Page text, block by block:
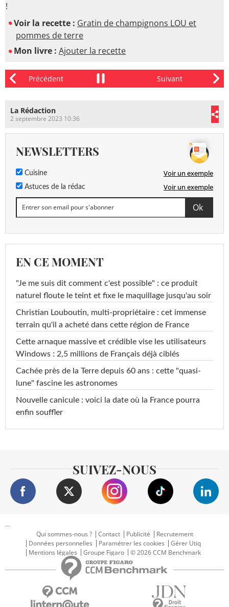
!
Voir la recette : Gratin de champignons LOU et
pommes de terre
Mon livre : Ajouter la recette
La Rédaction
2 septembre 2023 10:36
NEWSLETTERS
Cuisine Voir un exemple
Astuces de la rédac Voir un exemple
EN CE MOMENT
"Je me suis dit comment c'est possible" : ce produit
naturel floute le teint et fixe le maquillage jusqu'au soir
Christian Louboutin, multi-propriétaire : cet immense
terrain qu'il a acheté dans cette région de France
Cette arnaque massive et crédible vise les utilisateurs
Windows : 2,5 millions de Français déjà ciblés
Cachée près de la Terre depuis 60 ans : cette "quasi-
lune" fascine les astronomes
Nouvelle canicule : voici la date où la France pourra
enfin souffler
SUIVEZ-NOUS
...
Qui sommes-nous ?
Contact Publicité
Recrutement
Données personnelles
Paramétrer les cookies
Gérer Utiq
Mentions légales
Groupe Figaro © 2026 CCM Benchmark